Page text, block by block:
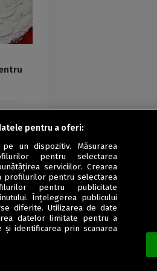
pentru a oferi:
un dispozitiv. Măsurarea
pentru selectarea
serviciilor. Crearea
profilurilor pentru selectarea
pentru publicitate
Înțelegerea publicului
diferite. Utilizarea de date
datelor limitate pentru a
și identificarea prin scanarea